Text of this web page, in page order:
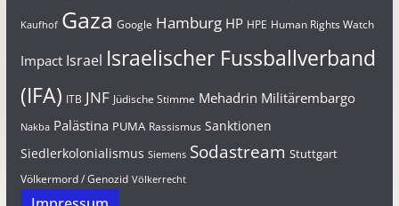
Kaufhof Gaza Google Hamburg HP HPE Human Rights Watch
Impact Israel Israelischer Fussballverband
(IFA) ITB JNF Jüdische Stimme Mehadrin Militärembargo
Nakba Palästina PUMA Rassismus Sanktionen
Siedlerkolonialismus Siemens Sodastream Stuttgart
Völkermord / Genozid Völkerrecht